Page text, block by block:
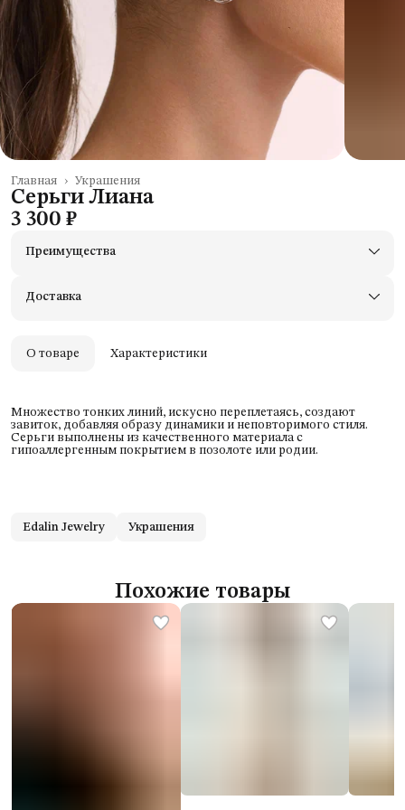
Украшения
Главная ›
Серьги Лиана
3 300 ₽
Преимущества
Оплата — картой, СБП или наличными
Доставка
О товаре Характеристики
Множество тонких линий, искусно переплетаясь, создают
завиток, добавляя образу динамики и неповторимого стиля.
Серьги выполнены из качественного материала с
гипоаллергенным покрытием в позолоте или родии.
Edalin Jewelry Украшения
Похожие товары